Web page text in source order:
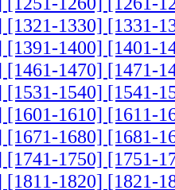
[1321-1330] [1331-
[1391-1400] [1401-
[1461-1470] [1471-
[1531-1540] [1541-
[1601-1610] [1611-
[1671-1680] [1681-
[1741-1750] [1751-
[1811-1820] [1821-